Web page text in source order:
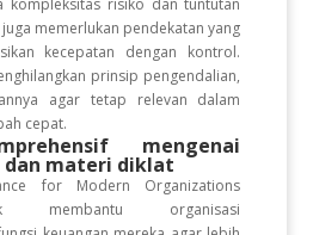
kompleksitas risiko dan tuntutan
memerlukan pendekatan yang
kecepatan dengan kontrol.
prinsip pengendalian,
agar tetap relevan dalam
cepat.
mengenai
materi diklat
for Modern Organizations
membantu organisasi